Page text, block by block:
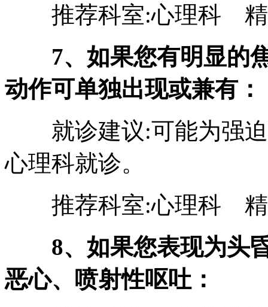
推荐科室:心理科 精
7、如果您有明显的
动作可单独出现或兼有：
就诊建议:可能为强迫
心理科就诊。
推荐科室:心理科 精
8、如果您表现为头
恶心、喷射性呕吐：